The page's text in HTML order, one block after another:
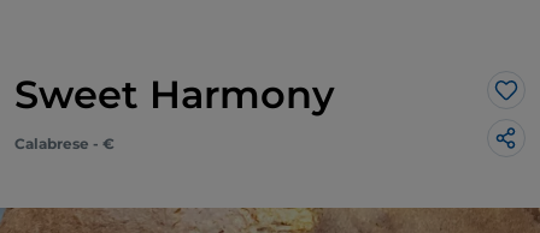
Sweet Harmony
Calabrese - €